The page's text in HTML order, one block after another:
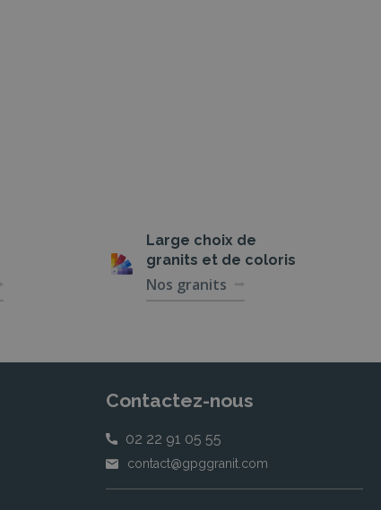
Large choix de
granits et de coloris
Nos granits
Contactez-nous
02 22 91 05 55
contact@gpggranit.com